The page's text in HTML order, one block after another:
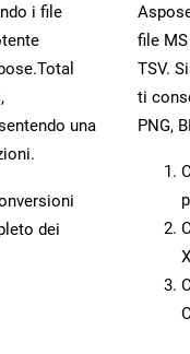
i file
una
dei
file
TSV.
ti
PNG,